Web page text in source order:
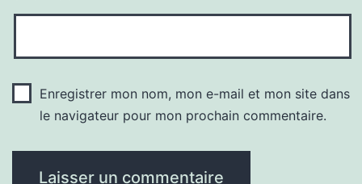
Enregistrer mon nom, mon e-mail et mon site dans
le navigateur pour mon prochain commentaire.